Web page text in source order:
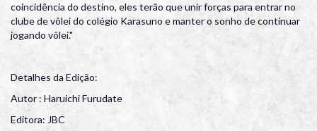
coincidência do destino, eles terão que unir forças para entrar no
clube de vôlei do colégio Karasuno e manter o sonho de continuar
jogando vôlei."
Detalhes da Edição:
Autor : Haruichi Furudate
Editora: JBC